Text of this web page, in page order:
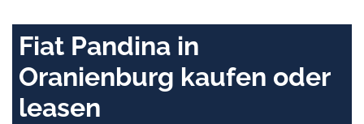
Fiat Pandina in
Oranienburg kaufen oder
leasen